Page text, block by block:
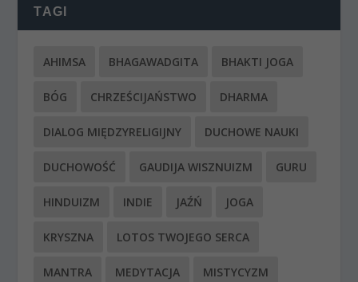
TAGI
AHIMSA BHAGAWADGITA BHAKTI JOGA
BÓG CHRZEŚCIJAŃSTWO DHARMA
DIALOG MIĘDZYRELIGIJNY DUCHOWE NAUKI
DUCHOWOŚĆ GAUDIJA WISZNUIZM GURU
HINDUIZM INDIE JAŹŃ JOGA
KRYSZNA LOTOS TWOJEGO SERCA
MANTRA MEDYTACJA MISTYCYZM